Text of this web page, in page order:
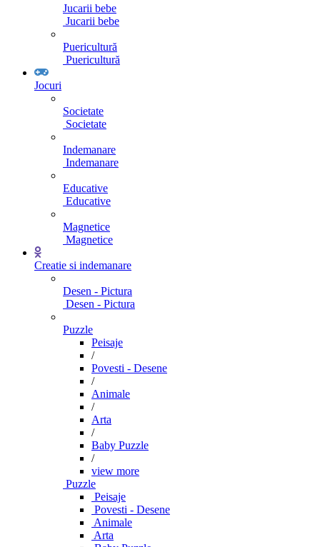
Jucarii bebe
Jucarii bebe
Puericultură
Puericultură
Jocuri
Societate
Societate
Indemanare
Indemanare
Educative
Educative
Magnetice
Magnetice
Creatie si indemanare
Desen - Pictura
Desen - Pictura
Puzzle
Peisaje
/
Povesti - Desene
/
Animale
/
Arta
/
Baby Puzzle
/
view more
Puzzle
Peisaje
Povesti - Desene
Animale
Arta